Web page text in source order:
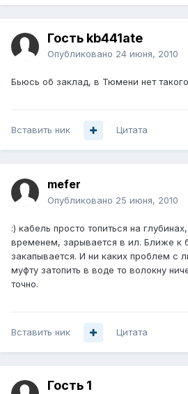
Гость kb441ate
Опубликовано 24 июня, 2010
Бьюсь об заклад, в Тюмени нет
Вставить ник Цитата
mefer
Опубликовано 25 июня, 2010
:) кабель просто топиться на
временем, зарывается в ил. Ближе к
закапывается. И ни каких проблем с
муфту затопить в воде то волокну
точно.
Вставить ник Цитата
Гость 1